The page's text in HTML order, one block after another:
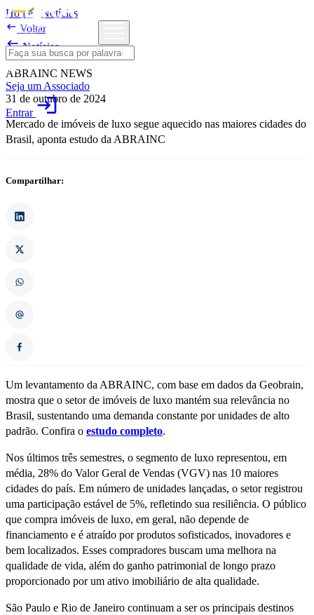
Seja um Associado
Entrarlogin
Home/Notícias
 Voltar
Notícias
ABRAINC NEWS
31 de outubro de 2024
Mercado de imóveis de luxo segue aquecido nas maiores cidades do
Brasil, aponta estudo da ABRAINC
Compartilhar:
Um levantamento da ABRAINC, com base em dados da Geobrain,
mostra que o setor de imóveis de luxo mantém sua relevância no
Brasil, sustentando uma demanda constante por unidades de alto
padrão. Confira o estudo completo.
Nos últimos três semestres, o segmento de luxo representou, em
média, 28% do Valor Geral de Vendas (VGV) nas 10 maiores
cidades do país. Em número de unidades lançadas, o setor registrou
uma participação estável de 5%, refletindo sua resiliência. O público
que compra imóveis de luxo, em geral, não depende de
financiamento e é atraído por produtos sofisticados, inovadores e
bem localizados. Esses compradores buscam uma melhora na
qualidade de vida, além do ganho patrimonial de longo prazo
proporcionado por um ativo imobiliário de alta qualidade.
São Paulo e Rio de Janeiro continuam a ser os principais destinos